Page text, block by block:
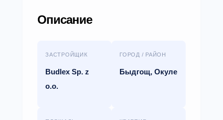
Описание
ЗАСТРОЙЩИК
Budlex Sp. z
o.o.
ГОРОД / РАЙОН
Быдгощ, Окуле